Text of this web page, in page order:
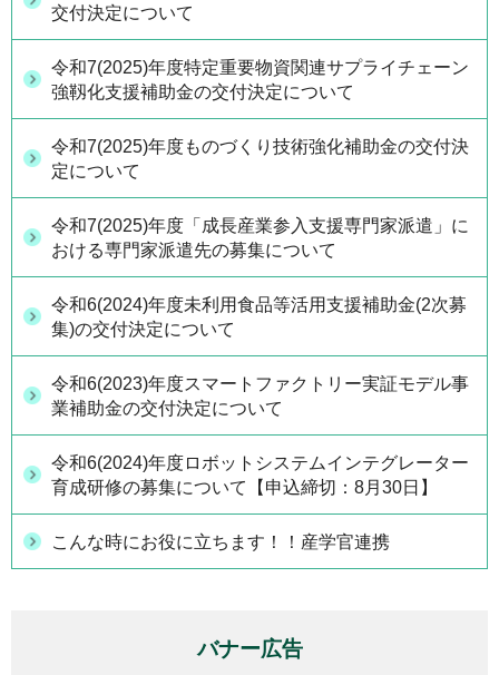
交付決定について
令和7(2025)年度特定重要物資関連サプライチェーン
強靱化支援補助金の交付決定について
令和7(2025)年度ものづくり技術強化補助金の交付決
定について
令和7(2025)年度「成長産業参入支援専門家派遣」に
おける専門家派遣先の募集について
令和6(2024)年度未利用食品等活用支援補助金(2次募
集)の交付決定について
令和6(2023)年度スマートファクトリー実証モデル事
業補助金の交付決定について
令和6(2024)年度ロボットシステムインテグレーター
育成研修の募集について【申込締切：8月30日】
こんな時にお役に立ちます！！産学官連携
バナー広告